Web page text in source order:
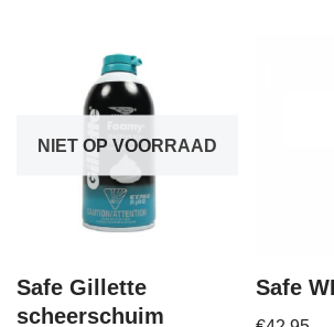
NIET OP VOORRAAD
Safe Gillette
scheerschuim
Safe